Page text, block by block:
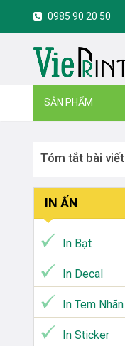
0985 90 20 50
SẢN PHẨM
Tóm tắt bài viết
IN ẤN
In Bạt
In Decal
In Tem Nhãn
In Sticker